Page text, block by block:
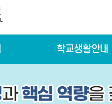
학교생활안내